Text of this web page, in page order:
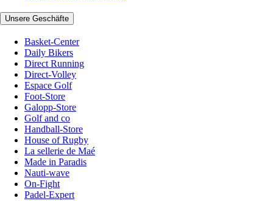
Unsere Geschäfte
Basket-Center
Daily Bikers
Direct Running
Direct-Volley
Espace Golf
Foot-Store
Galopp-Store
Golf and co
Handball-Store
House of Rugby
La sellerie de Maé
Made in Paradis
Nauti-wave
On-Fight
Padel-Expert